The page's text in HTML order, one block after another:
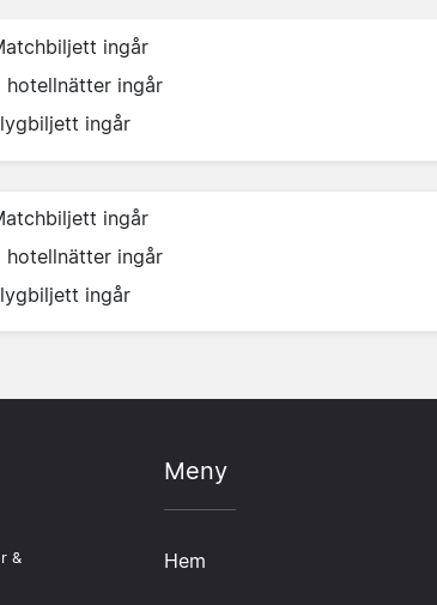
ingår
hotellnätter ingår
ingår
ingår
hotellnätter ingår
ingår
&
Meny
Hem